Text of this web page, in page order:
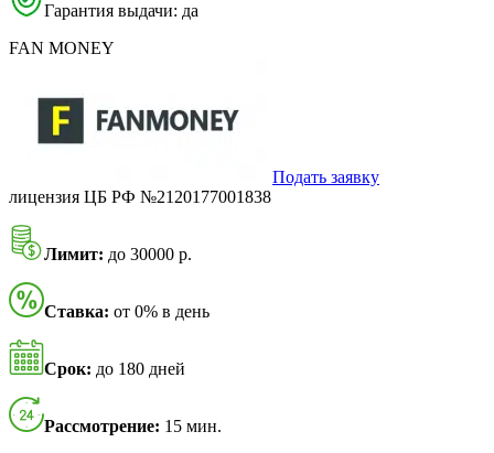
Гарантия выдачи: да
FAN MONEY
Подать заявку
лицензия ЦБ РФ №2120177001838
Лимит: до 30000 р.
Ставка: от 0% в день
Срок: до 180 дней
Рассмотрение: 15 мин.